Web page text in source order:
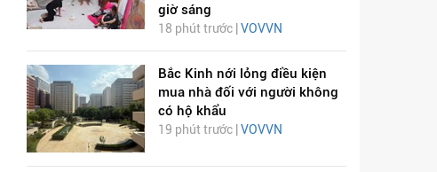
giờ sáng
18 phút trước | VOVVN
Bắc Kinh nới lỏng điều kiện
mua nhà đối với người không
có hộ khẩu
19 phút trước | VOVVN